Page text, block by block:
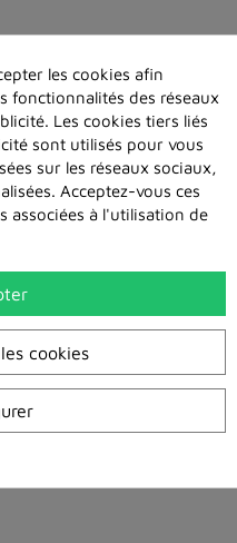
les cookies afin
fonctionnalités des réseaux
Les cookies tiers liés
sont utilisés pour vous
sur les réseaux sociaux,
Acceptez-vous ces
associées à l'utilisation de
cookies